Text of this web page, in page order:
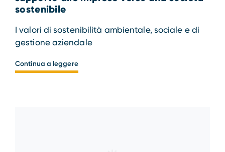
sostenibile
I valori di sostenibilità ambientale, sociale e di
gestione aziendale
Continua a leggere